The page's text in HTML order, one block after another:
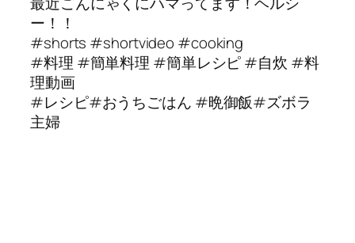
ー！！
#shorts #shortvideo #cooking
#料理 #簡単料理 #簡単レシピ #自炊 #料
理動画
#レシピ#おうちごはん #晩御飯#ズボラ
主婦